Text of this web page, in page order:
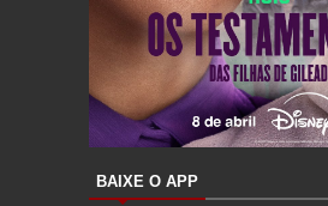
BAIXE O APP